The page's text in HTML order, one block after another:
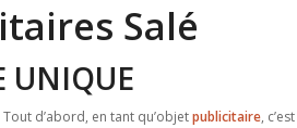
Salé
UNIQUE
d’abord, en tant qu’objetpublicitaire,